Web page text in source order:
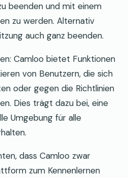
beenden und mit einem
zu werden. Alternativ
auch ganz beenden.
Camloo bietet Funktionen
von Benutzern, die sich
oder gegen die Richtlinien
Dies trägt dazu bei, eine
Umgebung für alle
dass Camloo zwar
zum Kennenlernen